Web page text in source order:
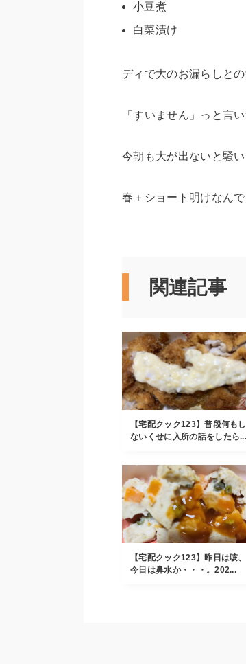
小豆煮
白菜漬け
ディで大のお漏らしとの
「すいません」っと言
今朝も大が出ないと騒
春＋ショート明けなん
関連記事
【宅配クック123】普段何もし
ないくせに入所の話をしたら...
【宅配クック123】昨日は咳、
今日は鼻水か・・・。202...